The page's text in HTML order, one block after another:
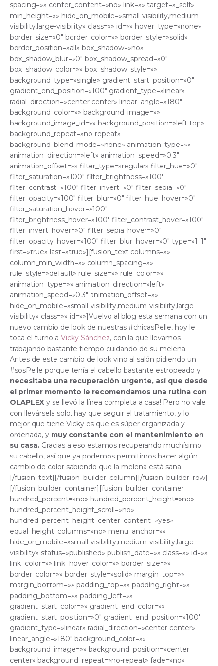
spacing=»» center_content=»no» link=»» target=»_self»
min_height=»» hide_on_mobile=»small-visibility,medium-
visibility,large-visibility» class=»» id=»» hover_type=»none»
border_size=»0″ border_color=»» border_style=»solid»
border_position=»all» box_shadow=»no»
box_shadow_blur=»0″ box_shadow_spread=»0″
box_shadow_color=»» box_shadow_style=»»
background_type=»single» gradient_start_position=»0″
gradient_end_position=»100″ gradient_type=»linear»
radial_direction=»center center» linear_angle=»180″
background_color=»» background_image=»»
background_image_id=»» background_position=»left top»
background_repeat=»no-repeat»
background_blend_mode=»none» animation_type=»»
animation_direction=»left» animation_speed=»0.3″
animation_offset=»» filter_type=»regular» filter_hue=»0″
filter_saturation=»100″ filter_brightness=»100″
filter_contrast=»100″ filter_invert=»0″ filter_sepia=»0″
filter_opacity=»100″ filter_blur=»0″ filter_hue_hover=»0″
filter_saturation_hover=»100″
filter_brightness_hover=»100″ filter_contrast_hover=»100″
filter_invert_hover=»0″ filter_sepia_hover=»0″
filter_opacity_hover=»100″ filter_blur_hover=»0″ type=»1_1″
first=»true» last=»true»][fusion_text columns=»»
column_min_width=»» column_spacing=»»
rule_style=»default» rule_size=»» rule_color=»»
animation_type=»» animation_direction=»left»
animation_speed=»0.3″ animation_offset=»»
hide_on_mobile=»small-visibility,medium-visibility,large-
visibility» class=»» id=»»]Vuelvo al blog esta semana con un
nuevo cambio de look de nuestras #chicasPelle, hoy le
toca el turno a Vicky Sánchez, con la que llevamos
trabajando bastante tiempo cuidando de su melena.
Antes de este cambio de look vino al salón pidiendo un
#sosPelle porque tenía el cabello bastante estropeado y
necesitaba una recuperación urgente, así que desde
el primer momento le recomendamos una rutina con
OLAPLEX y se llevó la línea completa a casa! Pero no vale
con llevársela solo, hay que seguir el tratamiento, y lo
mejor que tiene Vicky es que es súper organizada y
ordenada, y muy constante con el mantenimiento en
su casa. Gracias a eso estamos recuperando muchísimo
su cabello, así que ya podemos permitirnos hacer algún
cambio de color sabiendo que la melena está sana.
[/fusion_text][/fusion_builder_column][/fusion_builder_row]
[/fusion_builder_container][fusion_builder_container
hundred_percent=»no» hundred_percent_height=»no»
hundred_percent_height_scroll=»no»
hundred_percent_height_center_content=»yes»
equal_height_columns=»no» menu_anchor=»»
hide_on_mobile=»small-visibility,medium-visibility,large-
visibility» status=»published» publish_date=»» class=»» id=»»
link_color=»» link_hover_color=»» border_size=»»
border_color=»» border_style=»solid» margin_top=»»
margin_bottom=»» padding_top=»» padding_right=»»
padding_bottom=»» padding_left=»»
gradient_start_color=»» gradient_end_color=»»
gradient_start_position=»0″ gradient_end_position=»100″
gradient_type=»linear» radial_direction=»center center»
linear_angle=»180″ background_color=»»
background_image=»» background_position=»center
center» background_repeat=»no-repeat» fade=»no»